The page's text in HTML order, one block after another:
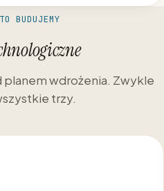
BUDUJEMY
wdrożenia. Zwykle
trzy.